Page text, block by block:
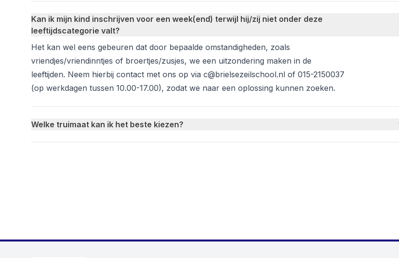
Kan ik mijn kind inschrijven voor een week(end) terwijl hij/zij niet onder deze
leeftijdscategorie valt?
Het kan wel eens gebeuren dat door bepaalde omstandigheden, zoals
vriendjes/vriendinntjes of broertjes/zusjes, we een uitzondering maken in de
leeftijden. Neem hierbij contact met ons op via c@brielsezeilschool.nl of 015-2150037
(op werkdagen tussen 10.00-17.00), zodat we naar een oplossing kunnen zoeken.
Welke truimaat kan ik het beste kiezen?